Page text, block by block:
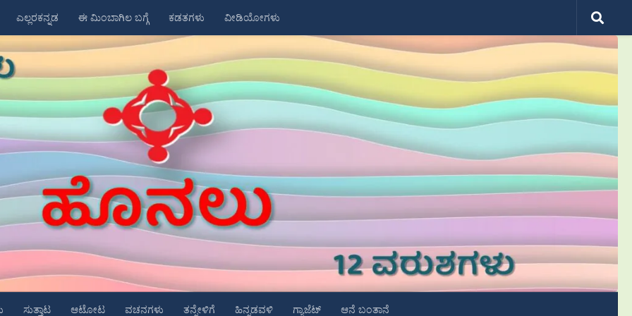
ಎಲ್ಲರಕನ್ನಡ ಈ ಮಿಂಬಾಗಿಲ ಬಗ್ಗೆ ಕಡತಗಳು ವೀಡಿಯೋಗಳು
ಸುತ್ತಾಟ ಆಟೋಟ ವಚನಗಳು ತನ್ನೇಳಿಗೆ ಹಿನ್ನಡವಳಿ ಗ್ಯಾಜೆಟ್ ಆನೆ ಬಂತಾನೆ